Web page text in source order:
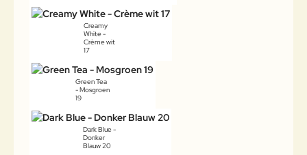
Creamy
White -
Crème wit
17
Green Tea
- Mosgroen
19
Dark Blue -
Donker
Blauw 20